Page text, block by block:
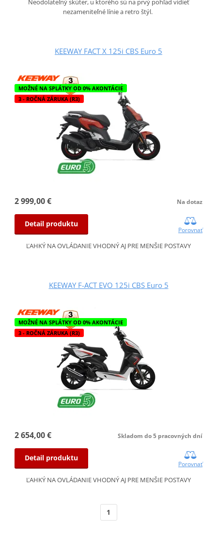
Neodolateľný skúter, u ktorého sú na prvý pohľad vidieť
nezameniteľné línie a retro štýl.
KEEWAY FACT X 125i CBS Euro 5
MOŽNÉ NA SPLÁTKY OD 0% AKONTÁCIE
3 - ROČNÁ ZÁRUKA (R3)
2 999,00 € Na dotaz
Detail produktu
Porovnať
ĽAHKÝ NA OVLÁDANIE VHODNÝ AJ PRE MENŠIE POSTAVY
KEEWAY F-ACT EVO 125i CBS Euro 5
MOŽNÉ NA SPLÁTKY OD 0% AKONTÁCIE
3 - ROČNÁ ZÁRUKA (R3)
2 654,00 € Skladom do 5 pracovných dní
Detail produktu
Porovnať
ĽAHKÝ NA OVLÁDANIE VHODNÝ AJ PRE MENŠIE POSTAVY
1